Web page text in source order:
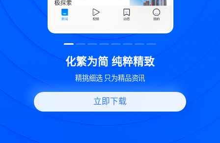
致 世界变化 热问一下
好问题好回答 多元视角看问题
立即下载